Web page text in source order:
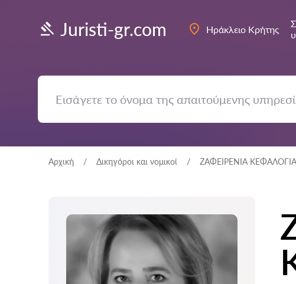
Juristi-gr.com Ηράκλειο Κρήτης
Αρχική Δικηγόροι και νομικοί ΖΑΦΕΙΡΕΝΙΑ